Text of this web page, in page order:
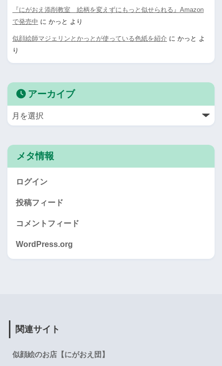
『にがおえ添削教室 絵柄を変えずにもっと似せられる』Amazon
で発売中 に かっと より
似顔絵師マジェリンとかっとが使っている色紙を紹介 に かっと よ
り
アーカイブ
メタ情報
ログイン
投稿フィード
コメントフィード
WordPress.org
関連サイト
似顔絵のお店【にがおえ団】